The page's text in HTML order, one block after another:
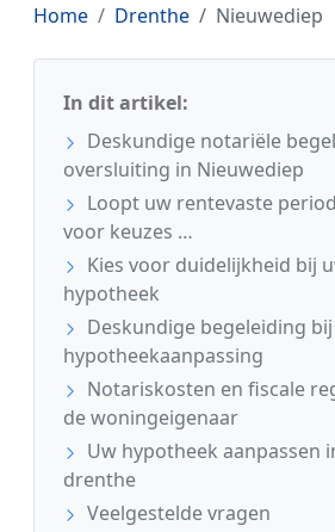
Home Drenthe Nieuwediep
In dit artikel:
Deskundige notariële
oversluiting in Nieuwediep
Loopt uw rentevaste
voor keuzes …
Kies voor duidelijkheid bij
hypotheek
Deskundige begeleiding
hypotheekaanpassing
Notariskosten en fiscale
de woningeigenaar
Uw hypotheek aanpassen
drenthe
Veelgestelde vragen